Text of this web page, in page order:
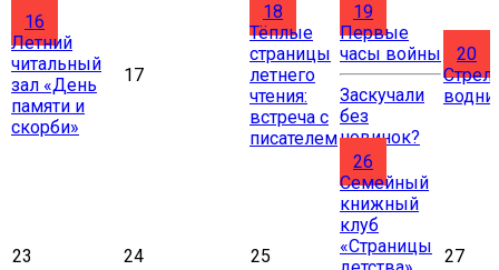
16
Летний
читальный
зал «День
памяти и
скорби»
17
18
Тёплые
страницы
летнего
чтения:
встреча с
писателем
19
Первые
часы войны
Заскучали
без
новинок?
20
23 24 25
26
Cемейный
книжный
клуб
«Страницы
27